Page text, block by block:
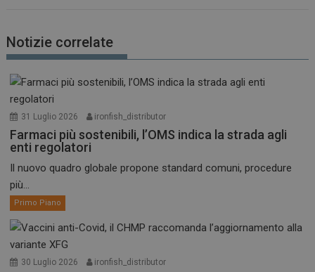
Notizie correlate
31 Luglio 2026 ironfish_distributor
Farmaci più sostenibili, l’OMS indica la strada agli
enti regolatori
Il nuovo quadro globale propone standard comuni, procedure
più...
Primo Piano
30 Luglio 2026 ironfish_distributor